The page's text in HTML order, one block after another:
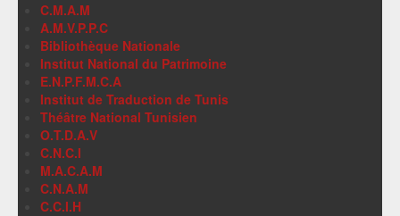
C.M.A.M
A.M.V.P.P.C
Bibliothèque Nationale
Institut National du Patrimoine
E.N.P.F.M.C.A
Institut de Traduction de Tunis
Théâtre National Tunisien
O.T.D.A.V
C.N.C.I
M.A.C.A.M
C.N.A.M
C.C.I.H